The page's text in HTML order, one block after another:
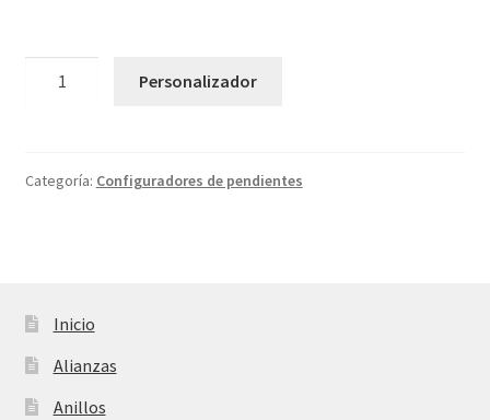
Personalizador
Categoría: Configuradores de pendientes
Inicio
Alianzas
Anillos